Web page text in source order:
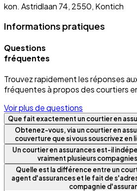
kon. Astridlaan 74, 2550, Kontich
Informations pratiques
Questions
fréquentes
Trouvez rapidement les réponses
fréquentes à propos des courtiers
Voir plus de questions
Que fait exactement un courtier en
Obtenez-vous, via un courtier en
couverture que si vous souscrivez en
Un courtier en assurances est-il
vraiment plusieurs
Quelle est la différence entre un
agent d'assurances et le fait de
compagnie